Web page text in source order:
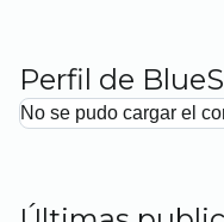
Perfil de
No se pudo cargar el